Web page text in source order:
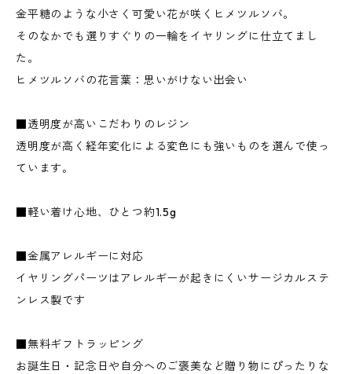
金平糖のような小さく可愛い花が咲くヒメツルソバ。
そのなかでも選りすぐりの一輪をイヤリングに仕立てまし
た。
ヒメツルソバの花言葉：思いがけない出会い
■透明度が高いこだわりのレジン
透明度が高く経年変化による変色にも強いものを選んで使っ
ています。
■軽い着け心地、ひとつ約1.5g
■金属アレルギーに対応
イヤリングパーツはアレルギーが起きにくいサージカルステ
ンレス製です
■無料ギフトラッピング
お誕生日・記念日や自分へのご褒美など贈り物にぴったりな